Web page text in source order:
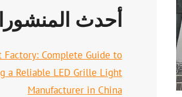
أحدث
Complete Guide to
a Reliable LED Grille Light
Manufacturer in China